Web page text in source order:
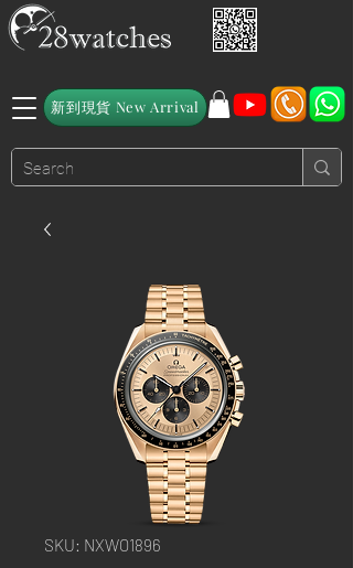
新到現貨 New Arrival
SKU: NXWO1896